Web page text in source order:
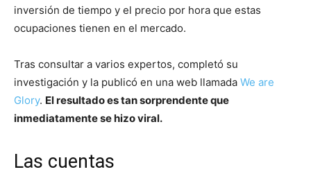
inversión de tiempo y el precio por hora que estas
ocupaciones tienen en el mercado.
Tras consultar a varios expertos, completó su
investigación y la publicó en una web llamada We are
Glory. El resultado es tan sorprendente que
inmediatamente se hizo viral.
Las cuentas